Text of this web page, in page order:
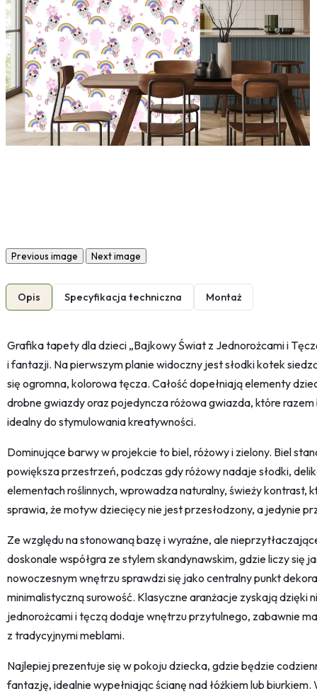
Previous image Next image
Opis Specyfikacja techniczna Montaż
Grafika tapety dla dzieci „Bajkowy Świat z Jednorożcami i
i fantazji. Na pierwszym planie widoczny jest słodki kotek
się ogromna, kolorowa tęcza. Całość dopełniają elementy
drobne gwiazdy oraz pojedyncza różowa gwiazda, które
idealny do stymulowania kreatywności.
Dominujące barwy w projekcie to biel, różowy i zielony. Biel
powiększa przestrzeń, podczas gdy różowy nadaje słodki,
elementach roślinnych, wprowadza naturalny, świeży kontrast,
sprawia, że motyw dziecięcy nie jest przesłodzony, a jedynie
Ze względu na stonowaną bazę i wyraźne, ale
doskonale współgra ze stylem skandynawskim, gdzie liczy się
nowoczesnym wnętrzu sprawdzi się jako centralny punkt
minimalistyczną surowość. Klasyczne aranżacje zyskają dzięki
jednorożcami i tęczą dodaje wnętrzu przytulnego, zabawnie
z tradycyjnymi meblami.
Najlepiej prezentuje się w pokoju dziecka, gdzie będzie
fantazję, idealnie wypełniając ścianę nad łóżkiem lub